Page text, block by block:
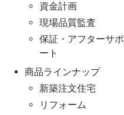
資金計画
現場品質監査
保証・アフターサポ
ート
商品ラインナップ
新築注文住宅
リフォーム